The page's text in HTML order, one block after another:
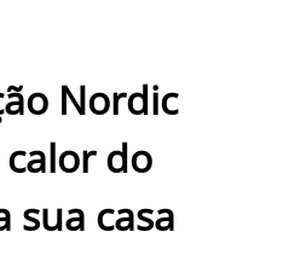
Nordic
do
sua casa